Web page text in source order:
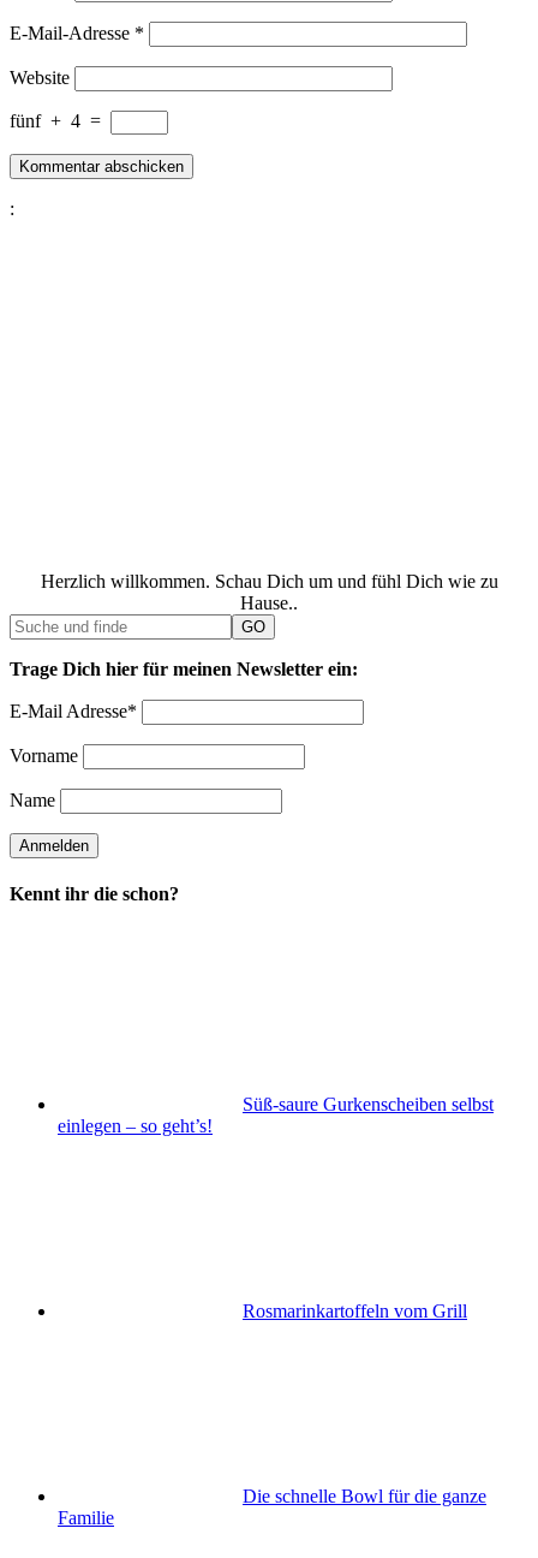
E-Mail-Adresse *
Website
fünf + 4 =
:
Herzlich willkommen. Schau Dich um und fühl Dich wie zu
Hause..
Trage Dich hier für meinen Newsletter ein:
E-Mail Adresse*
Vorname
Name
Kennt ihr die schon?
Süß-saure Gurkenscheiben selbst
einlegen – so geht’s!
Rosmarinkartoffeln vom Grill
Die schnelle Bowl für die ganze
Familie